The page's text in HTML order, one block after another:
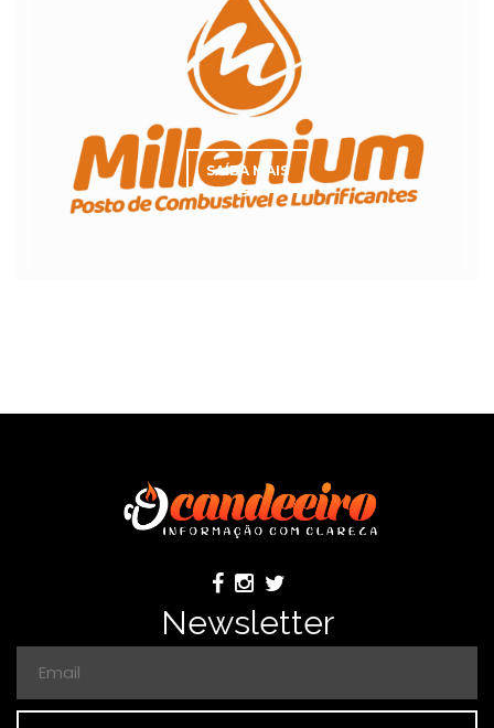
SAÍBA MAIS
Newsletter